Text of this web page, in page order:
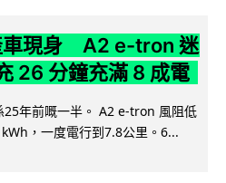
車現身 A2 e-tron 迷
26 分鐘充滿 8 成電
年前嘅一半。 A2 e-tron 風阻低
，一度電行到7.8公里。6...